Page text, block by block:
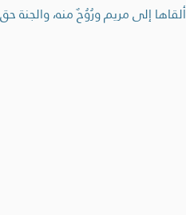
إلى مريم ورُوُحٌ منه، والجنة حق